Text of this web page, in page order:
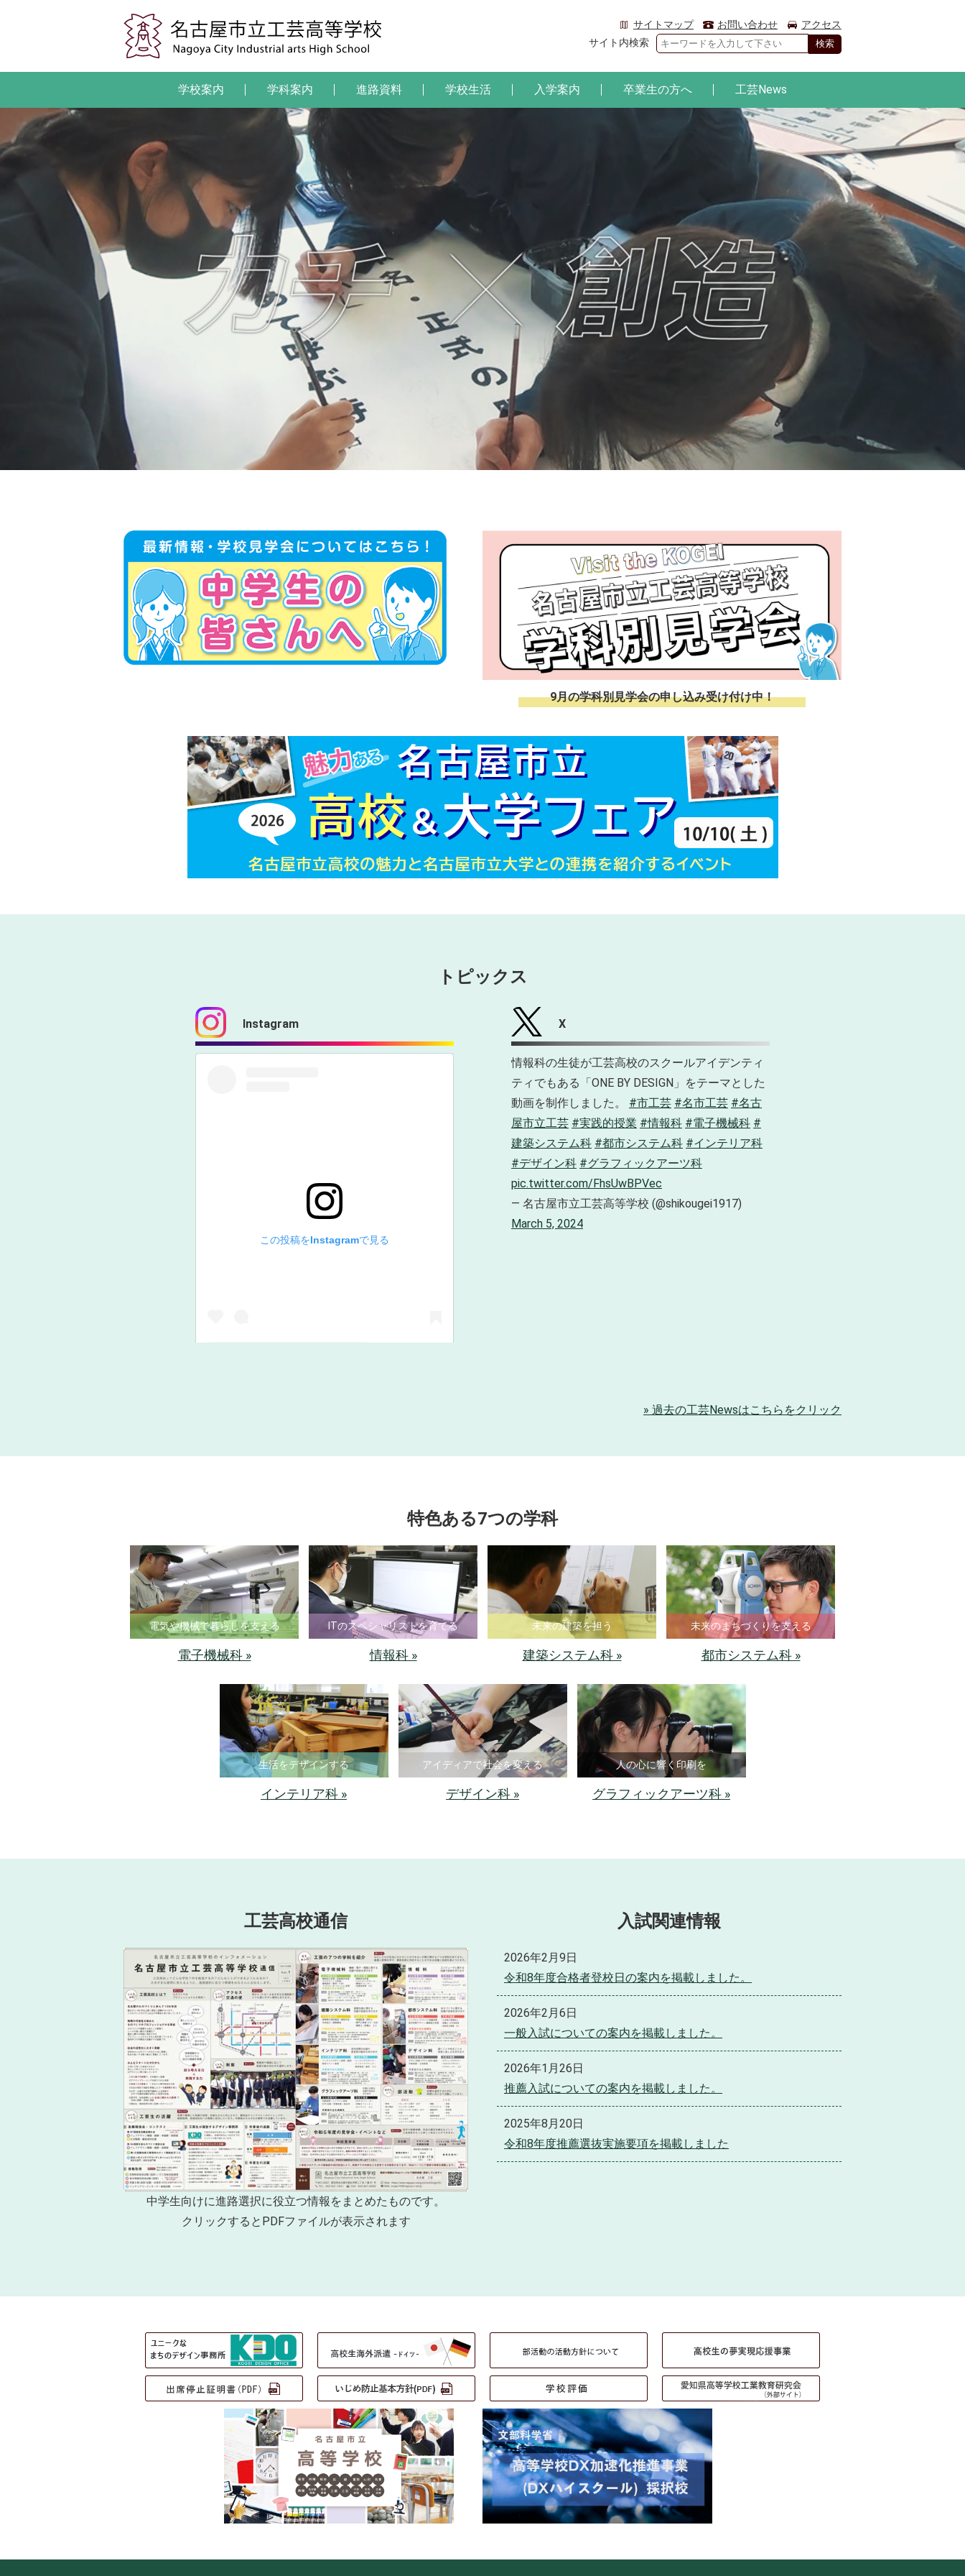
サイトマップ お問い合わせ
アクセス
サイト内検索
学校案内 学科案内 進路資料 学校生活 入学案内 卒業生の方へ 工芸News
9月の学科別見学会の申し込み受け付け中！
トピックス
Instagram
この投稿をInstagramで見る
X
情報科の生徒が工芸高校のスクールアイデンティ
ティでもある「ONE BY DESIGN」をテーマとした
動画を制作しました。 #市工芸 #名市工芸 #名古
屋市立工芸 #実践的授業 #情報科 #電子機械科 #
建築システム科 #都市システム科 #インテリア科
#デザイン科 #グラフィックアーツ科
pic.twitter.com/FhsUwBPVec
— 名古屋市立工芸高等学校 (@shikougei1917)
March 5, 2024
» 過去の工芸Newsはこちらをクリック
特色ある7つの学科
電気や機械で暮らしを支える
電子機械科 »
ITのスペシャリストを育てる
情報科 »
未来の建築を担う
建築システム科 »
未来のまちづくりを支える
都市システム科 »
生活をデザインする
インテリア科 »
アイディアで社会を変える
デザイン科 »
人の心に響く印刷を
グラフィックアーツ科 »
工芸高校通信
中学生向けに進路選択に役立つ情報をまとめたものです。
クリックするとPDFファイルが表示されます
入試関連情報
2026年2月9日
令和8年度合格者登校日の案内を掲載しました。
2026年2月6日
一般入試についての案内を掲載しました。
2026年1月26日
推薦入試についての案内を掲載しました。
2025年8月20日
令和8年度推薦選抜実施要項を掲載しました